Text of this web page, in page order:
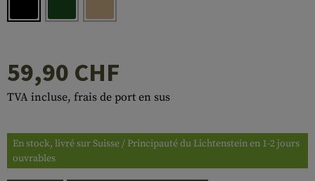
59,90 CHF
TVA incluse, frais de port en sus
En stock, livré sur Suisse / Principauté du Lichtenstein en 1-2 jours
ouvrables